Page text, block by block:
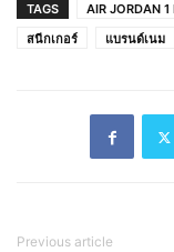
TAGS AIR JORDAN
สนีกเกอร์
แบรนด์เนม
Previous article